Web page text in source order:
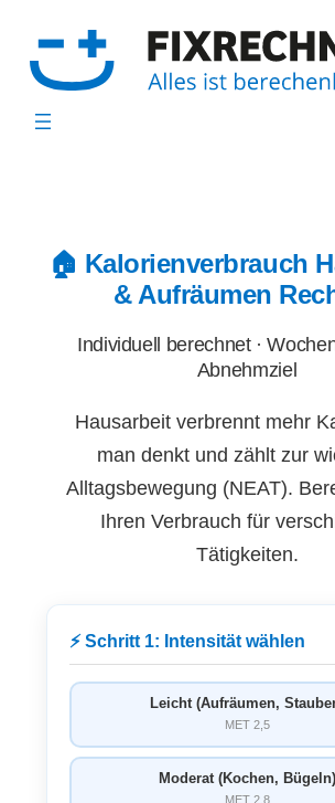
Inhalt
springen
🏠 Kalorienverbrauch
& Aufräumen
Individuell berechnet ·
Abnehmziel
Hausarbeit verbrennt mehr
man denkt und zählt zur
Alltagsbewegung (NEAT).
Ihren Verbrauch für
Tätigkeiten.
⚡ Schritt 1: Intensität wählen
Leicht (Aufräumen,
MET 2,5
Moderat (Kochen, Bügeln)
MET 2,8